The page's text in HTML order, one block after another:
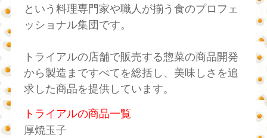
という料理専門家や職人が揃う食のプロフェ
ッショナル集団です。
トライアルの店舗で販売する惣菜の商品開発
から製造まですべてを総括し、美味しさを追
求した商品を提供しています。
トライアルの商品一覧
厚焼玉子